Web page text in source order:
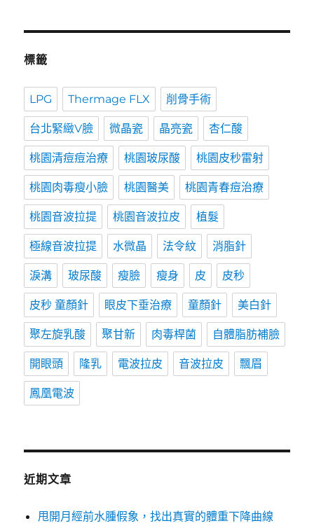
標籤
LPG Thermage FLX 削骨手術
台北緊緻V臉 微晶瓷 晶亮瓷 杏仁酸
桃園清痘痘治療 桃園玻尿酸 桃園皮秒雷射
桃園肉毒瘦小臉 桃園醫美 桃園青春痘治療
桃園音波拉提 桃園音波拉皮 植髮
極線音波拉提 水微晶 法令紋 消脂針
淚溝 玻尿酸 瘦臉 瘦身 皮 皮秒
皮秒 童顏針 眼皮下垂治療 童顏針 美白針
聚左旋乳酸 聚甘新 肉毒桿菌 自體脂肪補臉
開眼頭 隆乳 電波拉皮 音波拉皮 飄眉
鳳凰電波
近期文章
甩開月經前水腫假象，找出真實的體重下降曲線